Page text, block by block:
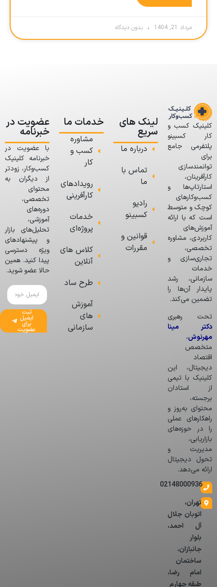
مرداد 21, 1404 بدون دیدگاه
کلینیک کسب و
کار کسبینو
پلتفرمی جامع
برای
توانمندسازی
کارآفرینان،
استارتاپ‌ها و
کسب‌وکارهای
کوچک و متوسط
است که با ارائه
آموزش‌های
کاربردی، مشاوره
تخصصی،
تجاری‌سازی و
خدمات
سازمانی، رشد
پایدار آن‌ها را
تضمین می‌کند.
تحت رهبری
دکتر مینا
مهرنوش،
متخصص
اقتصاد
دیجیتال، این
کلینیک با تیمی
از استادان
برجسته،
محتوای به‌روز و
راهکارهای عملی
را در حوزه‌های
بازاریابی،
مدیریت و
تحول دیجیتال
ارائه می‌دهد.
02148000936
تهران،
اتوبان جلال
آل احمد،
بلوار
جانبازان،
ساختمان
امام رضا،
طبقه چهارم
لینک های
سریع
درباره ما
تماس با
ما
رادیو
کسبینو
قوانین و
مقررات
خدمات ما
مشاوره
کسب و
کار
رویدادهای
کارآفرینی
خدمات
پروژه‌ای
کلاس های
آنلاین
طرح ساد
آموزش
های
سازمانی
عضویت در
خبرنامه
با عضویت در
خبرنامه کلینیک
کسب‌وکار، زودتر
از دیگران به
محتوای
تخصصی،
دوره‌های
آموزشی،
تحلیل‌های بازار
و پیشنهادهای
ویژه دسترسی
پیدا کنید. همین
حالا عضو شوید.
ثبت
ایمیل
برای
عضویت